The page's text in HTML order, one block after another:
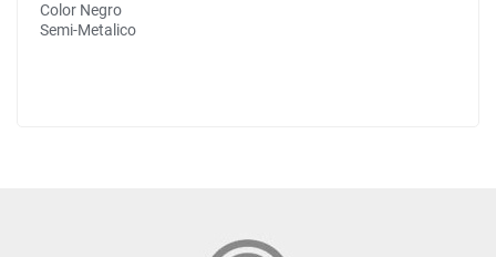
Color Negro
Semi-Metalico